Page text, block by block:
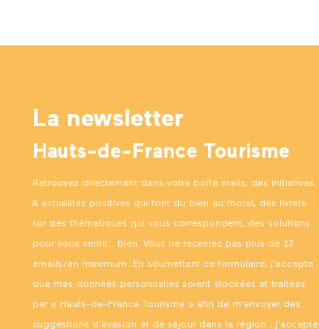
La newsletter
Hauts-de-France Tourisme
Retrouvez directement dans votre boîte mails, des initiatives
& actualités positives qui font du bien au moral, des livrets
sur des thématiques qui vous correspondent, des solutions
pour vous sentir… bien. Vous ne recevrez pas plus de 12
emails/an maximum. En soumettant ce formulaire, j’accepte
que mes données personnelles soient stockées et traitées
par « Hauts-de-France Tourisme » afin de m’envoyer des
suggestions d’évasion et de séjour dans la région ; j’accepte